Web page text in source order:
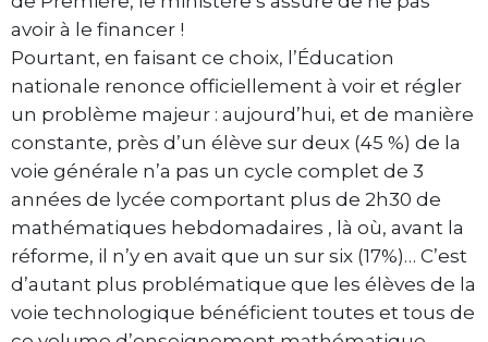
avoir à le financer !
Pourtant, en faisant ce choix, l’Éducation
nationale renonce officiellement à voir et régler
un problème majeur : aujourd’hui, et de manière
constante, près d’un élève sur deux (45 %) de la
voie générale n’a pas un cycle complet de 3
années de lycée comportant plus de 2h30 de
mathématiques hebdomadaires , là où, avant la
réforme, il n’y en avait que un sur six (17%)… C’est
d’autant plus problématique que les élèves de la
voie technologique bénéficient toutes et tous de